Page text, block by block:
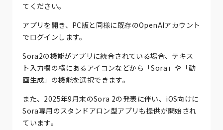
てください。
アプリを開き、PC版と同様に既存のOpenAIアカウント
でログインします。
Sora2の機能がアプリに統合されている場合、テキス
ト入力欄の横にあるアイコンなどから「Sora」や「動
画生成」の機能を選択できます。
また、2025年9月末のSora 2の発表に伴い、iOS向けに
Sora専用のスタンドアロン型アプリも提供が開始され
ています。